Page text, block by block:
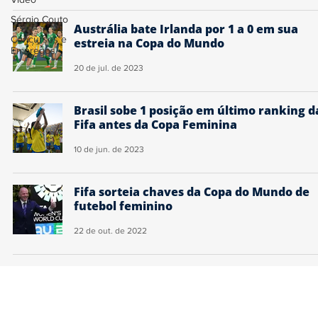
Sérgio Couto
Concursos e
Empregos
Austrália bate Irlanda por 1 a 0 em sua
estreia na Copa do Mundo
20 de jul. de 2023
Brasil sobe 1 posição em último ranking
Fifa antes da Copa Feminina
10 de jun. de 2023
Fifa sorteia chaves da Copa do Mundo de
futebol feminino
22 de out. de 2022